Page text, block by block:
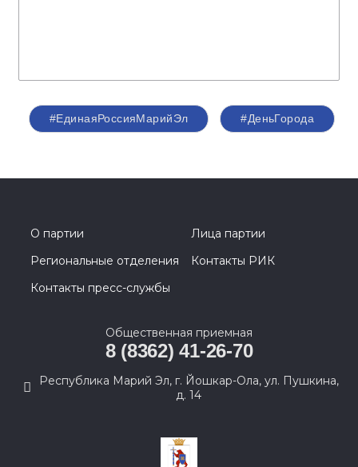
#ЕдинаяРоссияМарийЭл #ДеньГорода
О партии
Лица партии
Региональные отделения
Контакты РИК
Контакты пресс-службы
Общественная приемная
8 (8362) 41-26-70
Республика Марий Эл, г. Йошкар-Ола, ул. Пушкина,
д. 14